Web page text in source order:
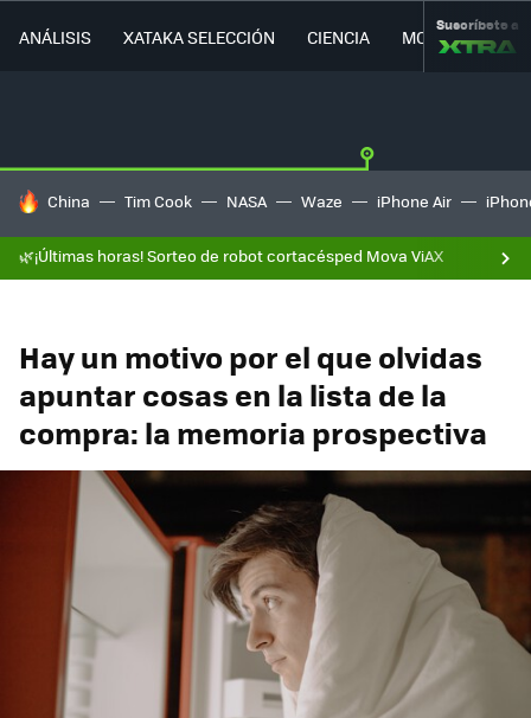
ANÁLISIS XATAKA SELECCIÓN CIENCIA MOVILIDAD
Suscríbete a
HOY SE HABLA DE
China Tim Cook NASA Waze iPhone Air
🌿¡Últimas horas! Sorteo de robot cortacésped Mova ViAX
Hay un motivo por el que olvidas
apuntar cosas en la lista de la
compra: la memoria prospectiva